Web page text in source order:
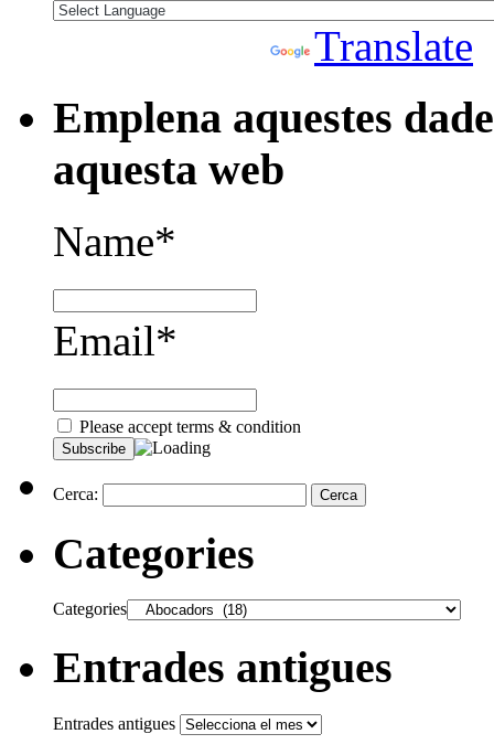
Translate
Emplena aquestes
aquesta web
Name*
Email*
Please accept terms & condition
Cerca:
Categories
Categories
Entrades antigues
Entrades antigues